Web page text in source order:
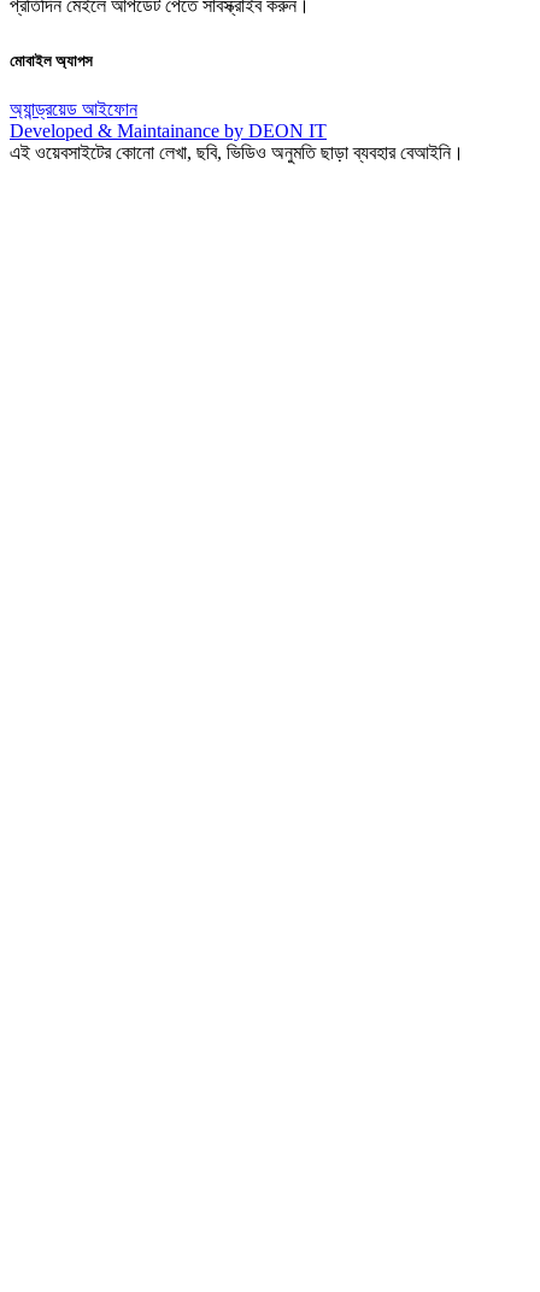
প্রতিদিন মেইলে আপডেট পেতে সাবস্ক্রাইব করুন।
মোবাইল অ্যাপস
অ্যান্ড্রয়েড আইফোন
Developed & Maintainance by DEON IT
এই ওয়েবসাইটের কোনো লেখা, ছবি, ভিডিও অনুমতি ছাড়া ব্যবহার বেআইনি।